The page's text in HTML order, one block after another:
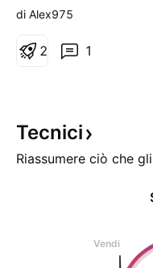
relativi all'intelligenza
una panoramica con
95%. Poi abbiamo
di Alex975
1
2
Tecnici
Riassumere ciò che
Vendi